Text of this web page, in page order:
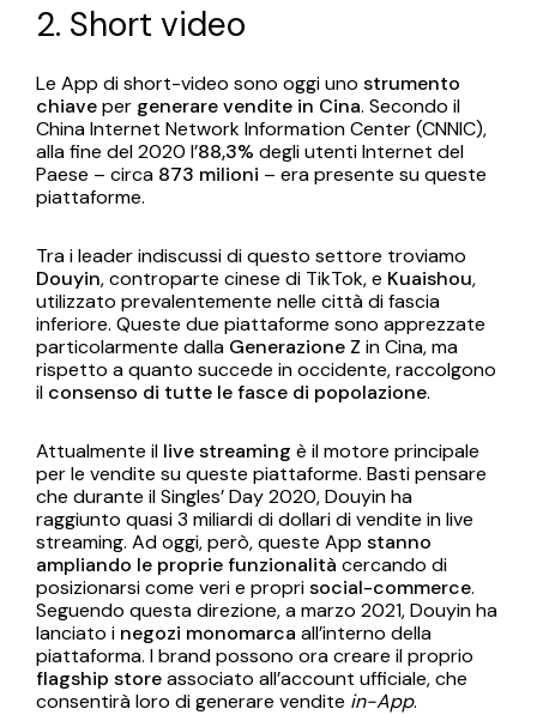
2. Short video
Le App di short-video sono oggi uno strumento
chiaveper generare vendite in Cina. Secondo il
China Internet Network Information Center (CNNIC),
alla fine del 2020 l’88,3% degli utenti Internet del
Paese – circa 873 milioni – era presente su queste
piattaforme.
Tra i leader indiscussi di questo settore troviamo
Douyin, controparte cinese di TikTok, e Kuaishou,
utilizzato prevalentemente nelle città di fascia
inferiore. Queste due piattaforme sono apprezzate
particolarmente dalla Generazione Z in Cina, ma
rispetto a quanto succede in occidente, raccolgono
il consenso di tutte le fasce di popolazione.
Attualmente il live streaming è il motore principale
per le vendite su queste piattaforme. Basti pensare
che durante il Singles’ Day 2020, Douyin ha
raggiunto quasi 3 miliardi di dollari di vendite in live
streaming. Ad oggi, però, queste App stanno
ampliando le proprie funzionalità cercando di
posizionarsi come veri e proprisocial-commerce.
Seguendo questa direzione, a marzo 2021, Douyin ha
lanciato i negozi monomarca all’interno della
piattaforma. I brand possono ora creare il proprio
flagship storeassociato all’account ufficiale, che
consentirà loro di generare vendite in-App.